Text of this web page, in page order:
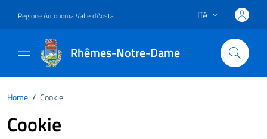
Regione Autonoma Valle d'Aosta Lingua attiva:
ITA
Rhêmes-Notre-Dame
Home / Cookie
Cookie